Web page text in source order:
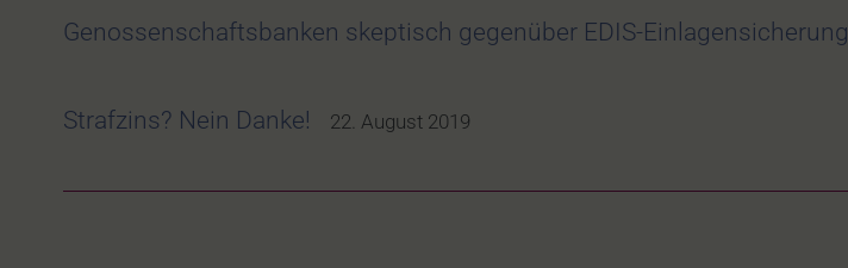
Genossenschaftsbanken skeptisch gegenüber EDIS-Einlagensicherung
Strafzins? Nein Danke! 22. August 2019